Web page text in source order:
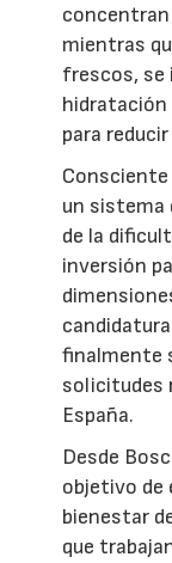
concentran
mientras
frescos, se
hidratación
para
Consciente
un sistema
de la
inversión
finalmente
solicitudes
España.
Desde
objetivo de
bienestar
que